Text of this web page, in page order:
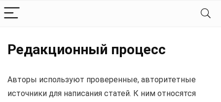
Редакционный процесс
Авторы используют проверенные, авторитетные
источники для написания статей. К ним относятся